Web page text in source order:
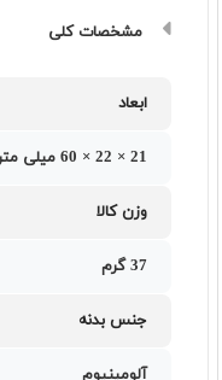
مشخصات کلی
ابعاد
21 × 22 × 60 میلی متر
وزن کالا
37 گرم
جنس بدنه
آلومینیوم